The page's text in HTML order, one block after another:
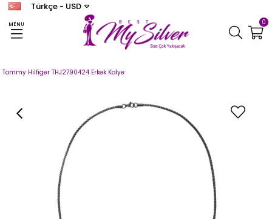
MENU
Türkçe - USD
0
MARKA TAKILAR TOMMY HILFIGER Tommy Hilfiger Kolye Erkek
Tommy Hilfiger THJ2790424 Erkek Kolye